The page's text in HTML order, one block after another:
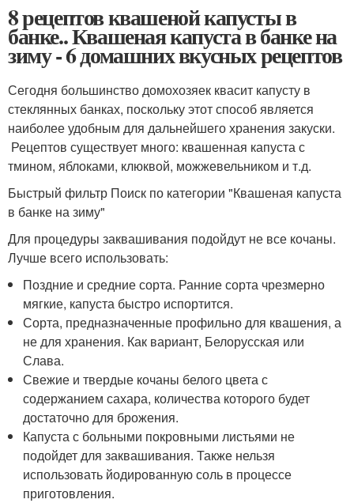
8 рецептов квашеной капусты в
банке.. Квашеная капуста в банке на
зиму - 6 домашних вкусных рецептов
Сегодня большинство домохозяек квасит капусту в
стеклянных банках, поскольку этот способ является
наиболее удобным для дальнейшего хранения закуски.
Рецептов существует много: квашенная капуста с
тмином, яблоками, клюквой, можжевельником и т.д.
Быстрый фильтр Поиск по категории "Квашеная капуста
в банке на зиму"
Для процедуры заквашивания подойдут не все кочаны.
Лучше всего использовать:
Поздние и средние сорта. Ранние сорта чрезмерно
мягкие, капуста быстро испортится.
Сорта, предназначенные профильно для квашения, а
не для хранения. Как вариант, Белорусская или
Слава.
Свежие и твердые кочаны белого цвета с
содержанием сахара, количества которого будет
достаточно для брожения.
Капуста с больными покровными листьями не
подойдет для заквашивания. Также нельзя
использовать йодированную соль в процессе
приготовления.